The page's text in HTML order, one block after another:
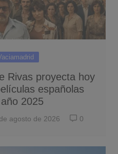
Rivas proyecta hoy
españolas
2025
agosto de 2026 0